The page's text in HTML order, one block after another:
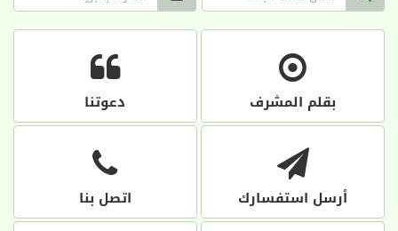
بقلم المشرف دعوتنا
أرسل استفسارك اتصل بنا